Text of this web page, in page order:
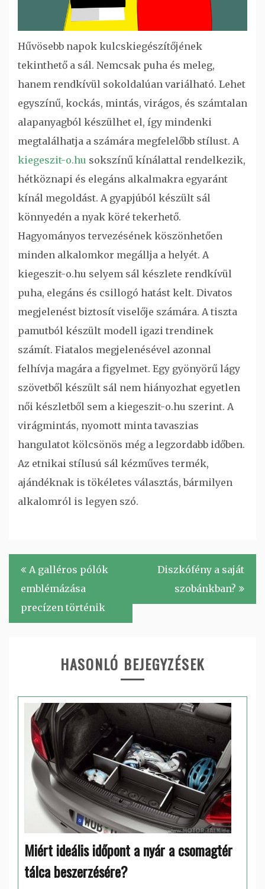
Hűvösebb napok kulcskiegészítőjének
tekinthető a sál. Nemcsak puha és meleg,
hanem rendkívül sokoldalúan variálható. Lehet
egyszínű, kockás, mintás, virágos, és számtalan
alapanyagból készülhet el, így mindenki
megtalálhatja a számára megfelelőbb stílust. A
kiegeszit-o.hu sokszínű kínálattal rendelkezik,
hétköznapi és elegáns alkalmakra egyaránt
kínál megoldást. A gyapjúból készült sál
könnyedén a nyak köré tekerhető.
Hagyományos tervezésének köszönhetően
minden alkalomkor megállja a helyét. A
kiegeszit-o.hu selyem sál készlete rendkívül
puha, elegáns és csillogó hatást kelt. Divatos
megjelenést biztosít viselője számára. A tiszta
pamutból készült modell igazi trendinek
számít. Fiatalos megjelenésével azonnal
felhívja magára a figyelmet. Egy gyönyörű lágy
szövetből készült sál nem hiányozhat egyetlen
női készletből sem a kiegeszit-o.hu szerint. A
virágmintás, nyomott minta tavaszias
hangulatot kölcsönös még a legzordabb időben.
Az etnikai stílusú sál kézműves termék,
ajándéknak is tökéletes választás, bármilyen
alkalomról is legyen szó.
Bejegyzés
navigáció
A galléros pólók
emblémázása
precízen történik
Diszkófény a saját
szobánkban?
HASONLÓ BEJEGYZÉSEK
Miért ideális időpont a nyár a csomagtér
tálca beszerzésére?